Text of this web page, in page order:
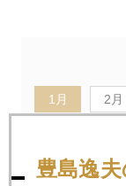
1月 2月
豊島逸